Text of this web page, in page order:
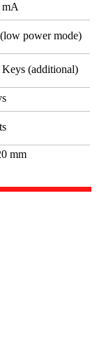
power mode)
(additional)
mm